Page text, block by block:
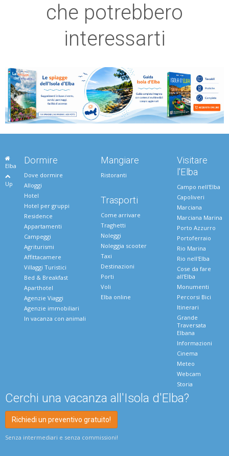
che potrebbero
interessarti
Elba
Up
Dormire
Dove dormire
Alloggi
Hotel
Hotel per gruppi
Residence
Appartamenti
Campeggi
Agriturismi
Affittacamere
Villaggi Turistici
Bed & Breakfast
Aparthotel
Agenzie Viaggi
Agenzie immobiliari
In vacanza con animali
Mangiare
Ristoranti
Trasporti
Come arrivare
Traghetti
Noleggi
Noleggia scooter
Taxi
Destinazioni
Porti
Voli
Elba online
Visitare
l'Elba
Campo nell'Elba
Capoliveri
Marciana
Marciana Marina
Porto Azzurro
Portoferraio
Rio Marina
Rio nell'Elba
Cose da fare
all'Elba
Monumenti
Percorsi Bici
Itinerari
Grande
Traversata
Elbana
Informazioni
Cinema
Meteo
Webcam
Storia
Cerchi una vacanza all'Isola d'Elba?
Richiedi un preventivo gratuito!
Senza intermediari e senza commissioni!